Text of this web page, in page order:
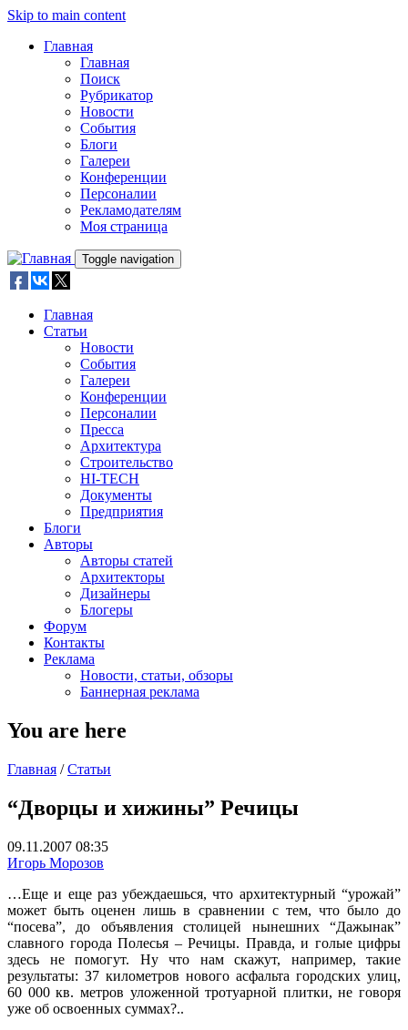
Skip to main content
Главная
Главная
Поиск
Рубрикатор
Новости
События
Блоги
Галереи
Конференции
Персоналии
Рекламодателям
Моя страница
Toggle navigation
Главная
Статьи
Новости
События
Галереи
Конференции
Персоналии
Пресса
Архитектура
Строительство
HI-TECH
Документы
Предприятия
Блоги
Авторы
Авторы статей
Архитекторы
Дизайнеры
Блогеры
Форум
Контакты
Реклама
Новости, статьи, обзоры
Баннерная реклама
You are here
Главная / Статьи
“Дворцы и хижины” Речицы
09.11.2007 08:35
Игорь Морозов
…Еще и еще раз убеждаешься, что архитектурный “урожай”
может быть оценен лишь в сравнении с тем, что было до
“посева”, до объявления столицей нынешних “Дажынак”
славного города Полесья – Речицы. Правда, и голые цифры
здесь не помогут. Ну что нам скажут, например, такие
результаты: З7 километров нового асфальта городских улиц,
60 000 кв. метров уложенной тротуарной плитки, не говоря
уже об освоенных суммах?..